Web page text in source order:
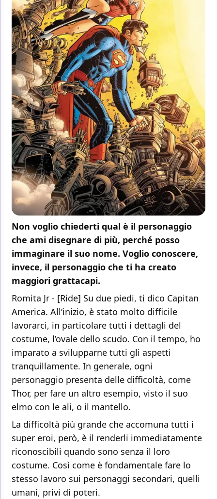
Non voglio chiederti qual è il personaggio
che ami disegnare di più, perché posso
immaginare il suo nome. Voglio conoscere,
invece, il personaggio che ti ha creato
maggiori grattacapi.
Romita Jr - [Ride] Su due piedi, ti dico Capitan
America. All’inizio, è stato molto difficile
lavorarci, in particolare tutti i dettagli del
costume, l’ovale dello scudo. Con il tempo, ho
imparato a svilupparne tutti gli aspetti
tranquillamente. In generale, ogni
personaggio presenta delle difficoltà, come
Thor, per fare un altro esempio, visto il suo
elmo con le ali, o il mantello.
La difficoltà più grande che accomuna tutti i
super eroi, però, è il renderli immediatamente
riconoscibili quando sono senza il loro
costume. Così come è fondamentale fare lo
stesso lavoro sui personaggi secondari, quelli
umani, privi di poteri.